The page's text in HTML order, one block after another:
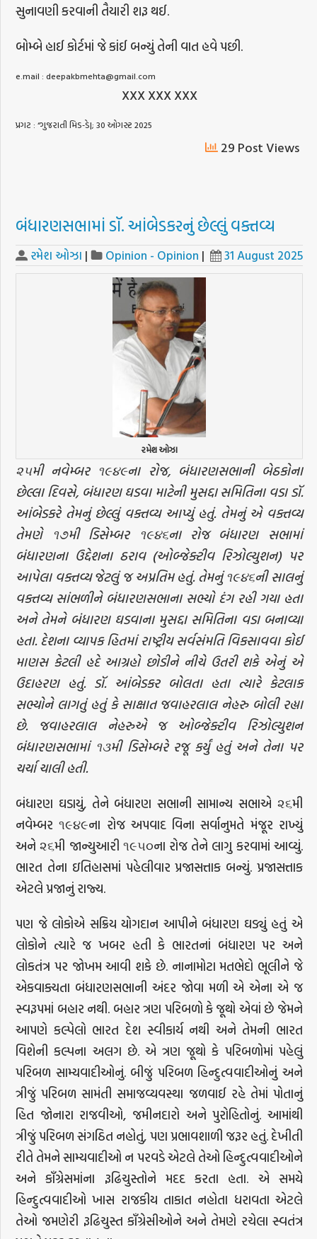
સુનાવણી કરવાની તૈયારી શરૂ થઈ.
બોમ્બે હાઈ કોર્ટમાં જે કાંઈ બન્યું તેની વાત હવે પછી.
e.mail : deepakbmehta@gmail.com
XXX XXX XXX
પ્રગટ : “ગુજરાતી મિડ-ડે|; 30 ઓગસ્ટ 2025
29 Post Views
બંધારણસભામાં ડૉ. આંબેડકરનું છેલ્લું વક્તવ્ય
રમેશ ઓઝા | Opinion - Opinion | 31 August 2025
રમેશ ઓઝા
૨૫મી નવેમ્બર ૧૯૪૯ના રોજ, બંધારણસભાની બેઠકોના
છેલ્લા દિવસે, બંધારણ ઘડવા માટેની મુસદ્દા સમિતિના વડા ડૉ.
આંબેડકરે તેમનું છેલ્લું વક્તવ્ય આપ્યું હતું. તેમનું એ વક્તવ્ય
તેમણે ૧૭મી ડિસેમ્બર ૧૯૪૬ના રોજ બંધારણ સભામાં
બંધારણના ઉદ્દેશના ઠરાવ (ઓબ્જેક્ટીવ રિઝોલ્યુશન) પર
આપેલા વક્તવ્ય જેટલું જ અપ્રતિમ હતું. તેમનું ૧૯૪૬ની સાલનું
વક્તવ્ય સાંભળીને બંધારણસભાના સભ્યો દંગ રહી ગયા હતા
અને તેમને બંધારણ ઘડવાના મુસદ્દા સમિતિના વડા બનાવ્યા
હતા. દેશના વ્યાપક હિતમાં રાષ્ટ્રીય સર્વસંમતિ વિકસાવવા કોઈ
માણસ કેટલી હદે આગ્રહો છોડીને નીચે ઉતરી શકે એનું એ
ઉદાહરણ હતું. ડૉ. આંબેડકર બોલતા હતા ત્યારે કેટલાક
સભ્યોને લાગતું હતું કે સાક્ષાત જવાહરલાલ નેહરુ બોલી રહ્યા
છે. જવાહરલાલ નેહરુએ જ ઓબ્જેક્ટીવ રિઝોલ્યુશન
બંધારણસભામાં ૧૩મી ડિસેમ્બરે રજૂ કર્યું હતું અને તેના પર
ચર્ચા ચાલી હતી.
બંધારણ ઘડાયું, તેને બંધારણ સભાની સામાન્ય સભાએ ૨૬મી
નવેમ્બર ૧૯૪૯ના રોજ અપવાદ વિના સર્વાનુમતે મંજૂર રાખ્યું
અને ૨૬મી જાન્યુઆરી ૧૯૫૦ના રોજ તેને લાગુ કરવામાં આવ્યું.
ભારત તેના ઇતિહાસમાં પહેલીવાર પ્રજાસત્તાક બન્યું. પ્રજાસત્તાક
એટલે પ્રજાનું રાજ્ય.
પણ જે લોકોએ સક્રિય યોગદાન આપીને બંધારણ ઘડ્યું હતું એ
લોકોને ત્યારે જ ખબર હતી કે ભારતનાં બંધારણ પર અને
લોકતંત્ર પર જોખમ આવી શકે છે. નાનામોટા મતભેદો ભૂલીને જે
એકવાક્યતા બંધારણસભાની અંદર જોવા મળી એ એના એ જ
સ્વરૂપમાં બહાર નથી. બહાર ત્રણ પરિબળો કે જૂથો એવાં છે જેમને
આપણે કલ્પેલો ભારત દેશ સ્વીકાર્ય નથી અને તેમની ભારત
વિશેની કલ્પના અલગ છે. એ ત્રણ જૂથો કે પરિબળોમાં પહેલું
પરિબળ સામ્યવાદીઓનું. બીજું પરિબળ હિન્દુત્વવાદીઓનું અને
ત્રીજું પરિબળ સામંતી સમાજવ્યવસ્થા જળવાઈ રહે તેમાં પોતાનું
હિત જોનારા રાજવીઓ, જમીનદારો અને પુરોહિતોનું. આમાંથી
ત્રીજું પરિબળ સંગઠિત નહોતું, પણ પ્રભાવશાળી જરૂર હતું. દેખીતી
રીતે તેમને સામ્યવાદીઓ ન પરવડે એટલે તેઓ હિન્દુત્વવાદીઓને
અને કાઁગ્રેસમાંના રૂઢિચુસ્તોને મદદ કરતા હતા. એ સમયે
હિન્દુત્વવાદીઓ ખાસ રાજકીય તાકાત નહોતા ધરાવતા એટલે
તેઓ જમણેરી રૂઢિચુસ્ત કાઁગ્રેસીઓને અને તેમણે રચેલા સ્વતંત્ર